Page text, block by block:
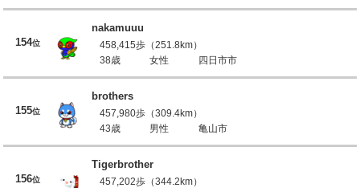
154位
nakamuuu
458,415歩（251.8km）
38歳
女性 四日市市
155位
brothers
457,980歩（309.4km）
43歳
男性 亀山市
156位
Tigerbrother
457,202歩（344.2km）